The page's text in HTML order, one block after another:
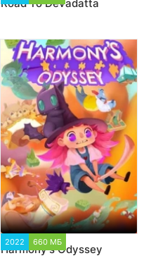
Road To Devadatta
2022 660 МБ
Harmony's Odyssey